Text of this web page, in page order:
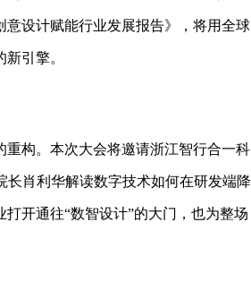
设计赋能行业发展报告》，将用全球
引擎。
构。本次大会将邀请浙江智行合一科
肖利华解读数字技术如何在研发端降
开通往“数智设计”的大门，也为整场